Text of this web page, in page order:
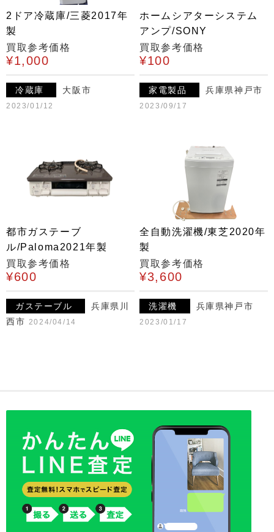
2ドア冷蔵庫/三菱2017年
製
買取参考価格
¥1,000
冷蔵庫 大阪市
2023/01/12
ホームシアターシステム
アンプ/SONY
買取参考価格
¥100
家電製品 兵庫県神戸市
2023/09/17
都市ガステーブ
ル/Paloma2021年製
買取参考価格
¥600
ガステーブル
兵庫県川
西市 2024/04/14
全自動洗濯機/東芝2020年
製
買取参考価格
¥3,600
洗濯機 兵庫県神戸市
2023/01/17